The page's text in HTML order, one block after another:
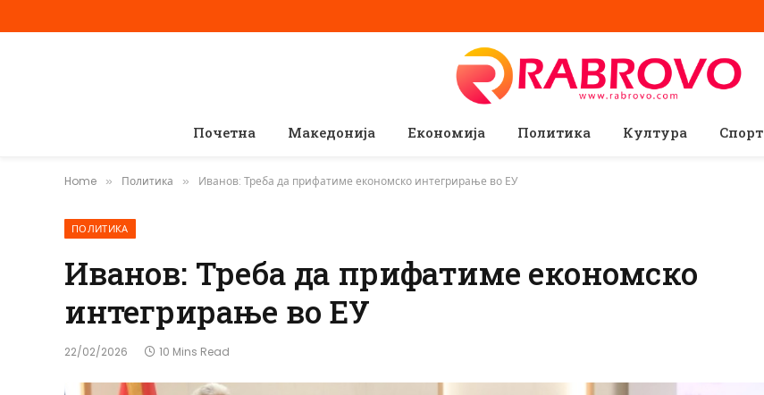
Почетна Македонија Економија Политика Култура Спорт
Home » Политика » Иванов: Треба да прифатиме економско интегрирање во ЕУ
ПОЛИТИКА
Иванов: Треба да прифатиме економско
интегрирање во ЕУ
22/02/2026 10 Mins Read